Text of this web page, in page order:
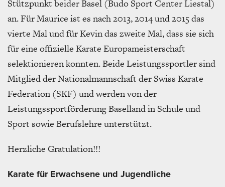
Stützpunkt beider Basel (Budo Sport Center Liestal)
an. Für Maurice ist es nach 2013, 2014 und 2015 das
vierte Mal und für Kevin das zweite Mal, dass sie sich
für eine offizielle Karate Europameisterschaft
selektionieren konnten. Beide Leistungssportler sind
Mitglied der Nationalmannschaft der Swiss Karate
Federation (SKF) und werden von der
Leistungssportförderung Baselland in Schule und
Sport sowie Berufslehre unterstützt.
Herzliche Gratulation!!!
Karate für Erwachsene und Jugendliche